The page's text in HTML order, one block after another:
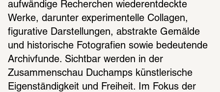
aufwändige Recherchen wiederentdeckte
Werke, darunter experimentelle Collagen,
figurative Darstellungen, abstrakte Gemälde
und historische Fotografien sowie bedeutende
Archivfunde. Sichtbar werden in der
Zusammenschau Duchamps künstlerische
Eigenständigkeit und Freiheit. Im Fokus der